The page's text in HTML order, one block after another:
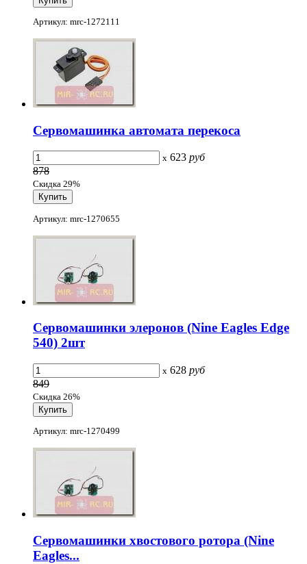
Артикул: mrc-1272111
Сервомашинка автомата перекоса
x 623 руб
878
Скидка 29%
Артикул: mrc-1270655
Сервомашинки элеронов (Nine Eagles Edge
540) 2шт
x 628 руб
849
Скидка 26%
Артикул: mrc-1270499
Сервомашинки хвостового ротора (Nine
Eagles...